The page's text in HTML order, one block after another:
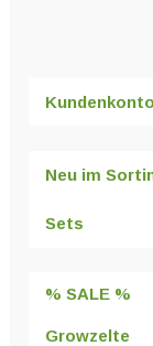
Kundenkonto
Neu im
Sets
% SALE %
Growzelte